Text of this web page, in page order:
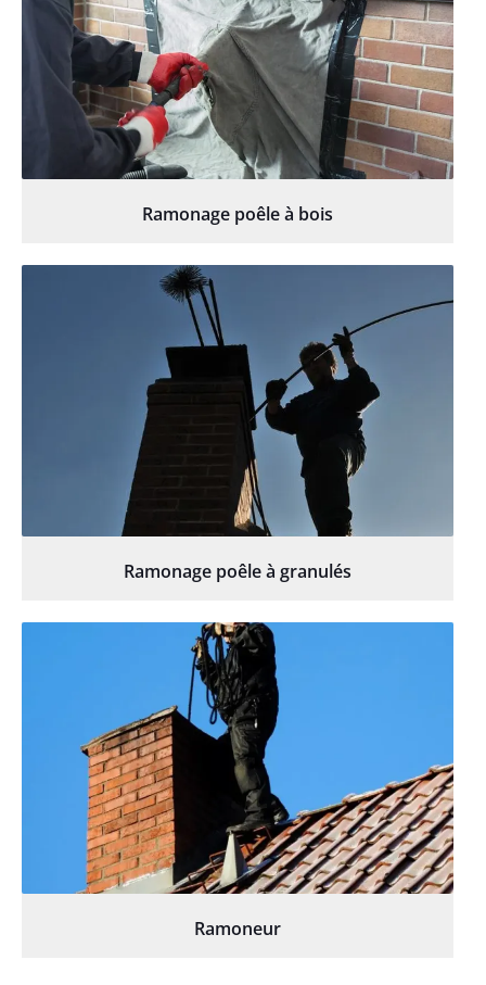
Ramonage poêle à bois
Ramonage poêle à granulés
Ramoneur